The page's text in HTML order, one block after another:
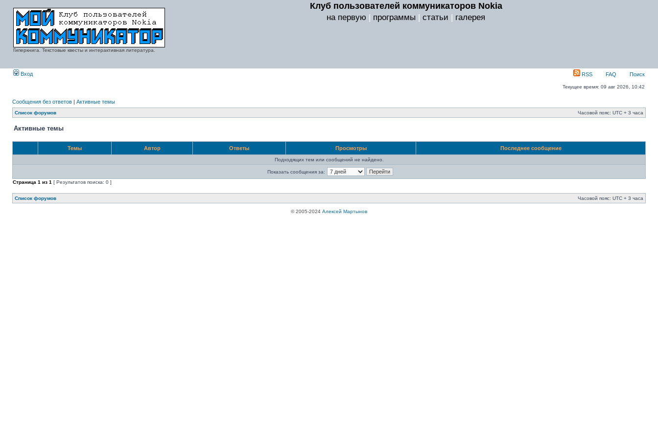
Гиперкнига. Текстовые квесты и интерактивная литература.
Клуб пользователей коммуникаторов Nokia
на первую | программы | статьи | галерея
Вход RSS FAQ Поиск
Текущее время: 09 авг 2026, 10:42
Сообщения без ответов | Активные темы
Список форумов Часовой пояс: UTC + 3 часа
Активные темы
Темы Автор Ответы Просмотры Последнее сообщение
Подходящих тем или сообщений не найдено.
Показать сообщения за:
Страница 1 из 1 [ Результатов поиска: 0 ]
Список форумов Часовой пояс: UTC + 3 часа
© 2005-2024 Алексей Мартынов